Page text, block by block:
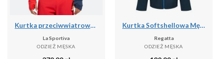
Kurtka przeciwwiatrowa męska La Sportiva True North
La Sportiva
ODZIEŻ MĘSKA
Kurtka Softshellowa Męska 2 Warstwy
Regatta
ODZIEŻ MĘSKA